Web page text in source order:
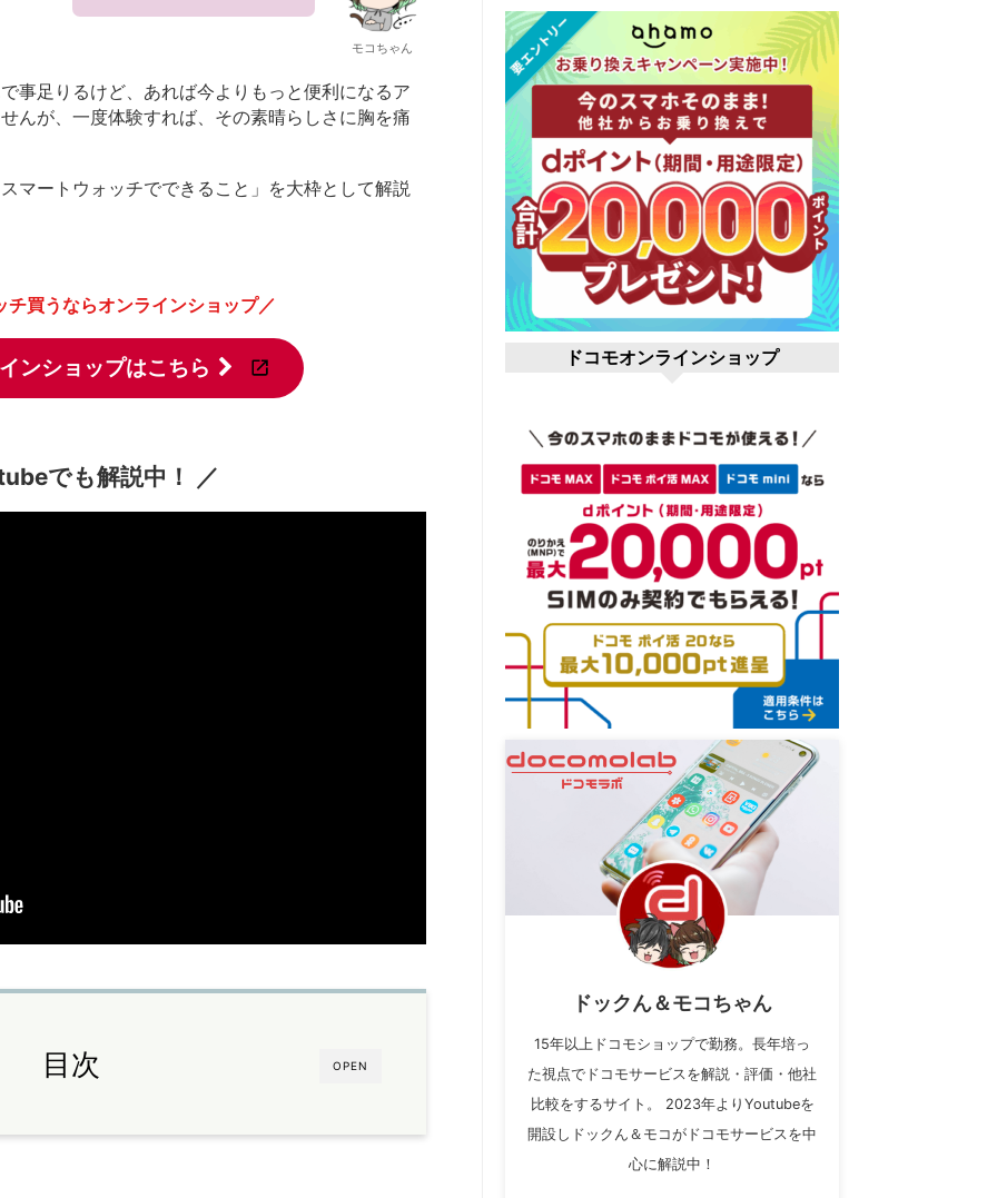
モコちゃん
事足りるけど、あれば今よりもっと便利になるア
んが、一度体験すれば、その素晴らしさに胸を痛
マートウォッチでできること」を大枠として解説
チ買うならオンラインショップ／
ンショップはこちら
でも解説中！ ／
OPEN
目次
ドコモオンラインショップ
ドックん＆モコちゃん
15年以上ドコモショップで勤務。長年培っ
た視点でドコモサービスを解説・評価・他社
比較をするサイト。 2023年よりYoutubeを
開設しドックん＆モコがドコモサービスを中
心に解説中！